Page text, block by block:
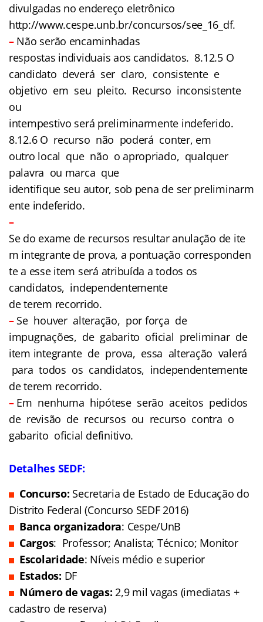
divulgadas no endereço eletrônico
http://www.cespe.unb.br/concursos/see_16_df.
– Não serão encaminhadas
respostas individuais aos candidatos. 8.12.5 O
candidato deverá ser claro, consistente e
objetivo em seu pleito. Recurso inconsistente
ou
intempestivo será preliminarmente indeferido.
8.12.6 O recurso não poderá conter, em
outro local que não o apropriado, qualquer
palavra ou marca que
identifique seu autor, sob pena de ser preliminarm
ente indeferido.
–
Se do exame de recursos resultar anulação de ite
m integrante de prova, a pontuação corresponden
te a esse item será atribuída a todos os
candidatos, independentemente
de terem recorrido.
– Se houver alteração, por força de
impugnações, de gabarito oficial preliminar de
item integrante de prova, essa alteração valerá
para todos os candidatos, independentemente
de terem recorrido.
– Em nenhuma hipótese serão aceitos pedidos
de revisão de recursos ou recurso contra o
gabarito oficial definitivo.
Detalhes SEDF:
Concurso: Secretaria de Estado de Educação do
Distrito Federal (Concurso SEDF 2016)
Banca organizadora: Cespe/UnB
Cargos: Professor; Analista; Técnico; Monitor
Escolaridade: Níveis médio e superior
Estados: DF
Número de vagas: 2,9 mil vagas (imediatas +
cadastro de reserva)